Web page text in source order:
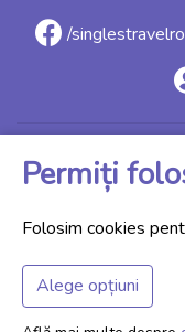
/
Toate
Permiți
Folosim cookies
Alege opțiuni